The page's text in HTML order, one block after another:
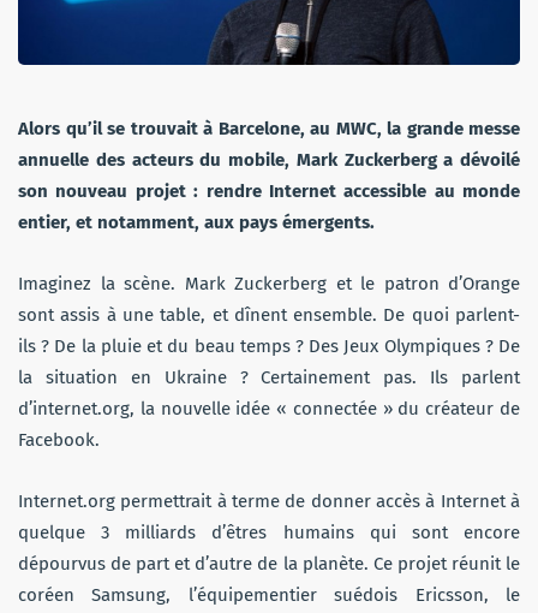
Alors qu’il se trouvait à Barcelone, au MWC, la grande messe
annuelle des acteurs du mobile, Mark Zuckerberg a dévoilé
son nouveau projet : rendre Internet accessible au monde
entier, et notamment, aux pays émergents.
Imaginez la scène. Mark Zuckerberg et le patron d’Orange
sont assis à une table, et dînent ensemble. De quoi parlent-
ils ? De la pluie et du beau temps ? Des Jeux Olympiques ? De
la situation en Ukraine ? Certainement pas. Ils parlent
d’internet.org, la nouvelle idée « connectée » du créateur de
Facebook.
Internet.org permettrait à terme de donner accès à Internet à
quelque 3 milliards d’êtres humains qui sont encore
dépourvus de part et d’autre de la planète. Ce projet réunit le
coréen Samsung, l’équipementier suédois Ericsson, le